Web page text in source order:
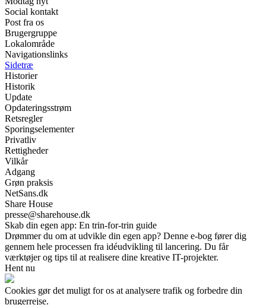
Social kontakt
Post fra os
Brugergruppe
Lokalområde
Navigationslinks
Sidetræ
Historier
Historik
Update
Opdateringsstrøm
Retsregler
Sporingselementer
Privatliv
Rettigheder
Vilkår
Adgang
Grøn praksis
NetSans.dk
Share House
presse@sharehouse.dk
Skab din egen app: En trin-for-trin guide
Drømmer du om at udvikle din egen app? Denne e-bog fører dig
gennem hele processen fra idéudvikling til lancering. Du får
værktøjer og tips til at realisere dine kreative IT-projekter.
Hent nu
Cookies gør det muligt for os at analysere trafik og forbedre din
brugerrejse.